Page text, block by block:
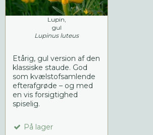
Lupin,
gul
Lupinus luteus
Etårig, gul version af den
klassiske staude. God
som kvælstofsamlende
efterafgrøde – og med
en vis forsigtighed
spiselig.
På lager